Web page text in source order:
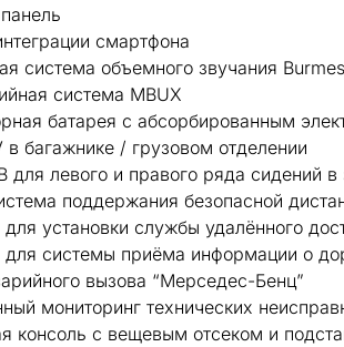
смартфона
система объемного звучания
система MBUX
батарея с абсорбированным
в багажнике / грузовом отделении
для левого и правого ряда сидений в
поддержания безопасной
для установки службы удалённого
для системы приёма информации о
вызова “Мерседес-Бенц”
мониторинг технических
консоль с вещевым отсеком и